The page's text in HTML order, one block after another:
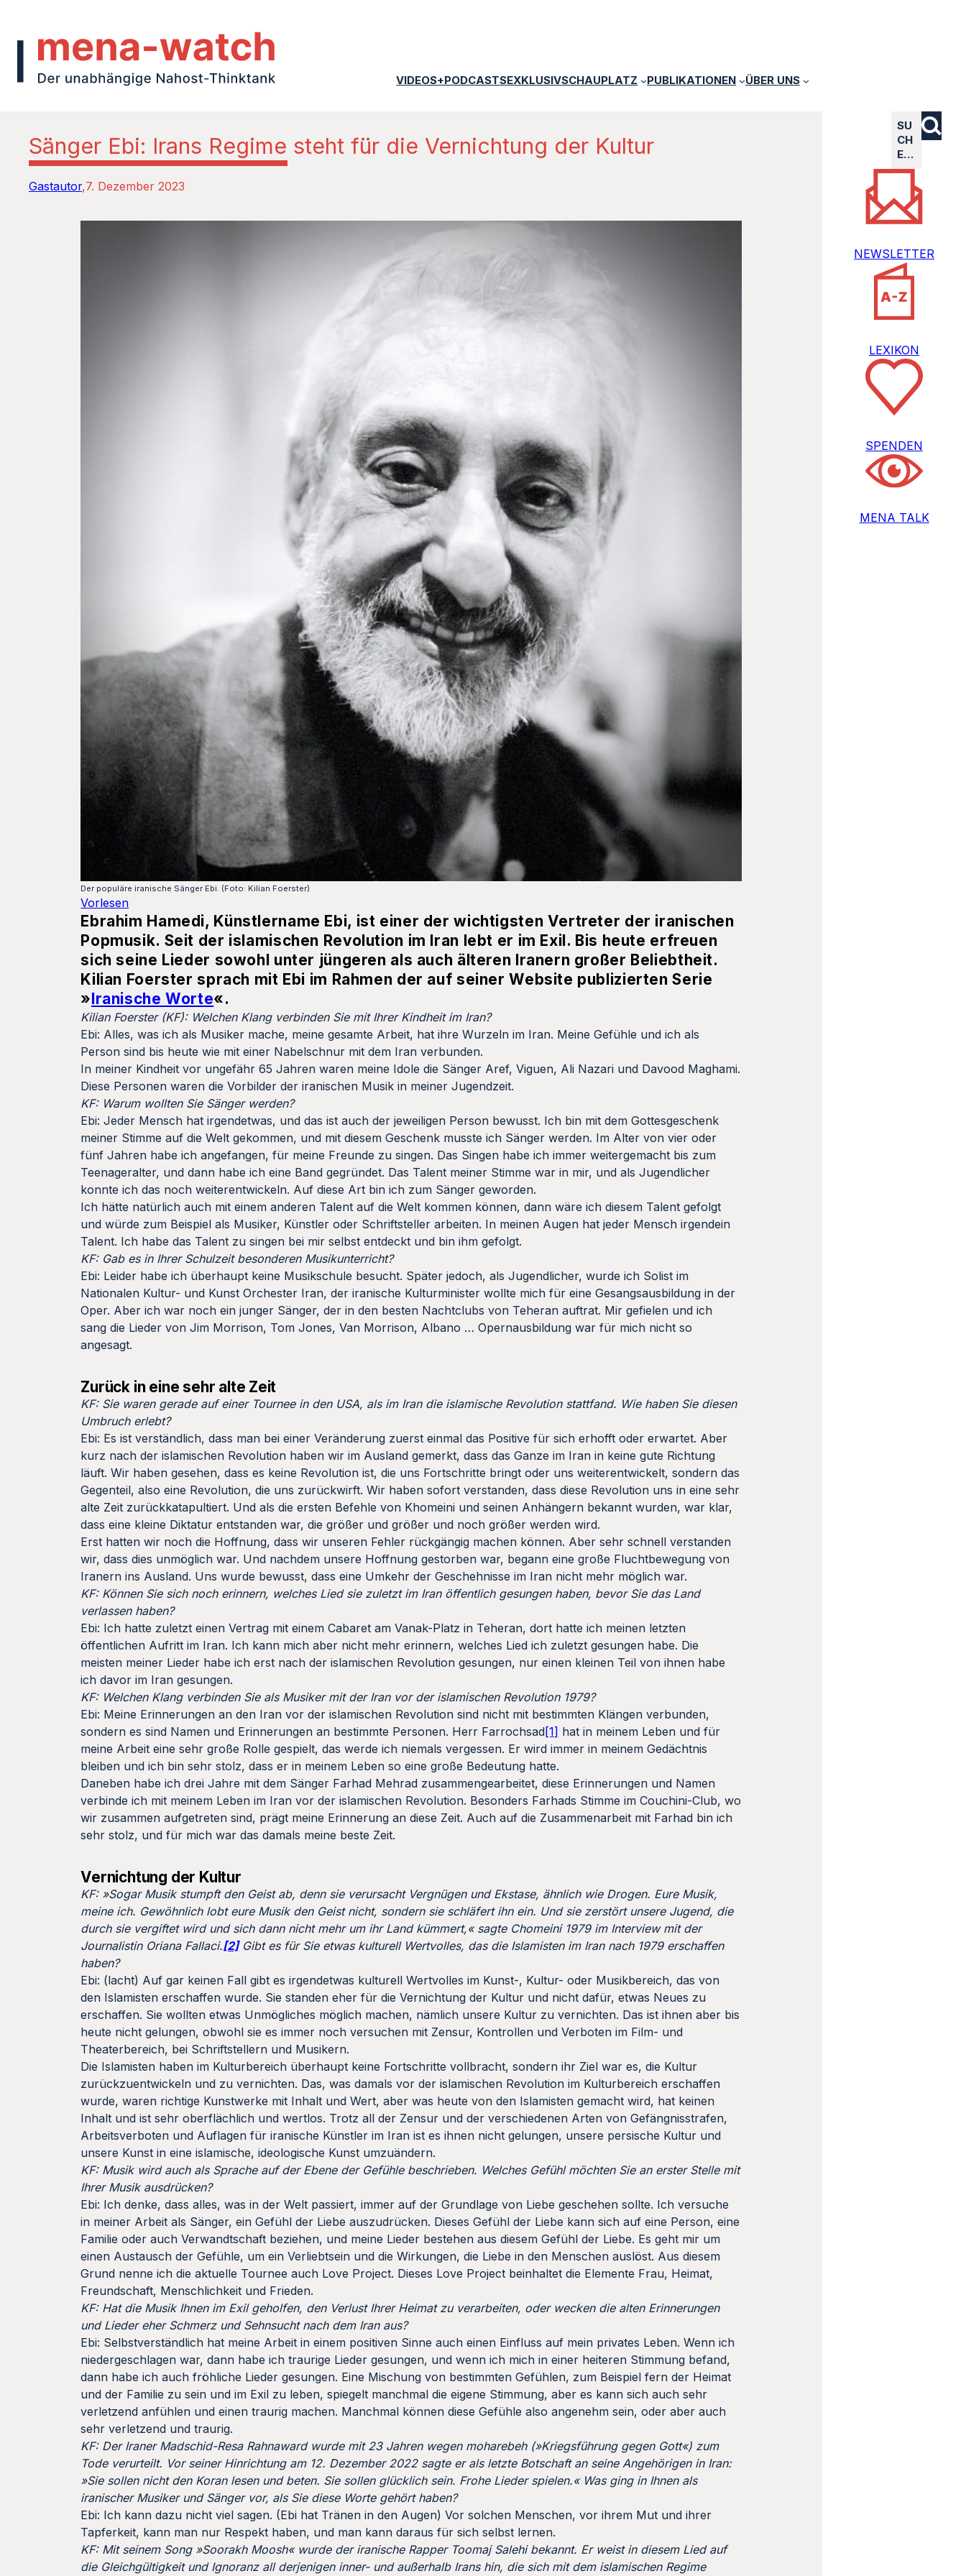
VIDEOS+PODCASTSEXKLUSIVSCHAUPLATZ PUBLIKATIONEN ÜBER UNS
Sänger Ebi: Irans Regime steht für die Vernichtung der Kultur
Gastautor 7. Dezember 2023
Der populäre iranische Sänger Ebi. (Foto: Kilian Foerster)
Vorlesen
Ebrahim Hamedi, Künstlername Ebi, ist einer der wichtigsten Vertreter der iranischen
Popmusik. Seit der islamischen Revolution im Iran lebt er im Exil. Bis heute erfreuen
sich seine Lieder sowohl unter jüngeren als auch älteren Iranern großer Beliebtheit.
Kilian Foerster sprach mit Ebi im Rahmen der auf seiner Website publizierten Serie
» Iranische Worte«.
Kilian Foerster (KF): Welchen Klang verbinden Sie mit Ihrer Kindheit im Iran?
Ebi: Alles, was ich als Musiker mache, meine gesamte Arbeit, hat ihre Wurzeln im Iran. Meine Gefühle und ich als
Person sind bis heute wie mit einer Nabelschnur mit dem Iran verbunden.
In meiner Kindheit vor ungefähr 65 Jahren waren meine Idole die Sänger Aref, Viguen, Ali Nazari und Davood Maghami.
Diese Personen waren die Vorbilder der iranischen Musik in meiner Jugendzeit.
KF: Warum wollten Sie Sänger werden?
Ebi: Jeder Mensch hat irgendetwas, und das ist auch der jeweiligen Person bewusst. Ich bin mit dem Gottesgeschenk
meiner Stimme auf die Welt gekommen, und mit diesem Geschenk musste ich Sänger werden. Im Alter von vier oder
fünf Jahren habe ich angefangen, für meine Freunde zu singen. Das Singen habe ich immer weitergemacht bis zum
Teenageralter, und dann habe ich eine Band gegründet. Das Talent meiner Stimme war in mir, und als Jugendlicher
konnte ich das noch weiterentwickeln. Auf diese Art bin ich zum Sänger geworden.
Ich hätte natürlich auch mit einem anderen Talent auf die Welt kommen können, dann wäre ich diesem Talent gefolgt
und würde zum Beispiel als Musiker, Künstler oder Schriftsteller arbeiten. In meinen Augen hat jeder Mensch irgendein
Talent. Ich habe das Talent zu singen bei mir selbst entdeckt und bin ihm gefolgt.
KF: Gab es in Ihrer Schulzeit besonderen Musikunterricht?
Ebi: Leider habe ich überhaupt keine Musikschule besucht. Später jedoch, als Jugendlicher, wurde ich Solist im
Nationalen Kultur- und Kunst Orchester Iran, der iranische Kulturminister wollte mich für eine Gesangsausbildung in der
Oper. Aber ich war noch ein junger Sänger, der in den besten Nachtclubs von Teheran auftrat. Mir gefielen und ich
sang die Lieder von Jim Morrison, Tom Jones, Van Morrison, Albano … Opernausbildung war für mich nicht so
angesagt.
Zurück in eine sehr alte Zeit
KF: Sie waren gerade auf einer Tournee in den USA, als im Iran die islamische Revolution stattfand. Wie haben Sie diesen
Umbruch erlebt?
Ebi: Es ist verständlich, dass man bei einer Veränderung zuerst einmal das Positive für sich erhofft oder erwartet. Aber
kurz nach der islamischen Revolution haben wir im Ausland gemerkt, dass das Ganze im Iran in keine gute Richtung
läuft. Wir haben gesehen, dass es keine Revolution ist, die uns Fortschritte bringt oder uns weiterentwickelt, sondern das
Gegenteil, also eine Revolution, die uns zurückwirft. Wir haben sofort verstanden, dass diese Revolution uns in eine sehr
alte Zeit zurückkatapultiert. Und als die ersten Befehle von Khomeini und seinen Anhängern bekannt wurden, war klar,
dass eine kleine Diktatur entstanden war, die größer und größer und noch größer werden wird.
Erst hatten wir noch die Hoffnung, dass wir unseren Fehler rückgängig machen können. Aber sehr schnell verstanden
wir, dass dies unmöglich war. Und nachdem unsere Hoffnung gestorben war, begann eine große Fluchtbewegung von
Iranern ins Ausland. Uns wurde bewusst, dass eine Umkehr der Geschehnisse im Iran nicht mehr möglich war.
KF: Können Sie sich noch erinnern, welches Lied sie zuletzt im Iran öffentlich gesungen haben, bevor Sie das Land
verlassen haben?
Ebi: Ich hatte zuletzt einen Vertrag mit einem Cabaret am Vanak-Platz in Teheran, dort hatte ich meinen letzten
öffentlichen Aufritt im Iran. Ich kann mich aber nicht mehr erinnern, welches Lied ich zuletzt gesungen habe. Die
meisten meiner Lieder habe ich erst nach der islamischen Revolution gesungen, nur einen kleinen Teil von ihnen habe
ich davor im Iran gesungen.
KF: Welchen Klang verbinden Sie als Musiker mit der Iran vor der islamischen Revolution 1979?
Ebi: Meine Erinnerungen an den Iran vor der islamischen Revolution sind nicht mit bestimmten Klängen verbunden,
sondern es sind Namen und Erinnerungen an bestimmte Personen. Herr Farrochsad[1] hat in meinem Leben und für
meine Arbeit eine sehr große Rolle gespielt, das werde ich niemals vergessen. Er wird immer in meinem Gedächtnis
bleiben und ich bin sehr stolz, dass er in meinem Leben so eine große Bedeutung hatte.
Daneben habe ich drei Jahre mit dem Sänger Farhad Mehrad zusammengearbeitet, diese Erinnerungen und Namen
verbinde ich mit meinem Leben im Iran vor der islamischen Revolution. Besonders Farhads Stimme im Couchini-Club, wo
wir zusammen aufgetreten sind, prägt meine Erinnerung an diese Zeit. Auch auf die Zusammenarbeit mit Farhad bin ich
sehr stolz, und für mich war das damals meine beste Zeit.
Vernichtung der Kultur
KF: »Sogar Musik stumpft den Geist ab, denn sie verursacht Vergnügen und Ekstase, ähnlich wie Drogen. Eure Musik,
meine ich. Gewöhnlich lobt eure Musik den Geist nicht, sondern sie schläfert ihn ein. Und sie zerstört unsere Jugend, die
durch sie vergiftet wird und sich dann nicht mehr um ihr Land kümmert,« sagte Chomeini 1979 im Interview mit der
Journalistin Oriana Fallaci.[2]Gibt es für Sie etwas kulturell Wertvolles, das die Islamisten im Iran nach 1979 erschaffen
haben?
Ebi: (lacht) Auf gar keinen Fall gibt es irgendetwas kulturell Wertvolles im Kunst-, Kultur- oder Musikbereich, das von
den Islamisten erschaffen wurde. Sie standen eher für die Vernichtung der Kultur und nicht dafür, etwas Neues zu
erschaffen. Sie wollten etwas Unmögliches möglich machen, nämlich unsere Kultur zu vernichten. Das ist ihnen aber bis
heute nicht gelungen, obwohl sie es immer noch versuchen mit Zensur, Kontrollen und Verboten im Film- und
Theaterbereich, bei Schriftstellern und Musikern.
Die Islamisten haben im Kulturbereich überhaupt keine Fortschritte vollbracht, sondern ihr Ziel war es, die Kultur
zurückzuentwickeln und zu vernichten. Das, was damals vor der islamischen Revolution im Kulturbereich erschaffen
wurde, waren richtige Kunstwerke mit Inhalt und Wert, aber was heute von den Islamisten gemacht wird, hat keinen
Inhalt und ist sehr oberflächlich und wertlos. Trotz all der Zensur und der verschiedenen Arten von Gefängnisstrafen,
Arbeitsverboten und Auflagen für iranische Künstler im Iran ist es ihnen nicht gelungen, unsere persische Kultur und
unsere Kunst in eine islamische, ideologische Kunst umzuändern.
KF: Musik wird auch als Sprache auf der Ebene der Gefühle beschrieben. Welches Gefühl möchten Sie an erster Stelle mit
Ihrer Musik ausdrücken?
Ebi: Ich denke, dass alles, was in der Welt passiert, immer auf der Grundlage von Liebe geschehen sollte. Ich versuche
in meiner Arbeit als Sänger, ein Gefühl der Liebe auszudrücken. Dieses Gefühl der Liebe kann sich auf eine Person, eine
Familie oder auch Verwandtschaft beziehen, und meine Lieder bestehen aus diesem Gefühl der Liebe. Es geht mir um
einen Austausch der Gefühle, um ein Verliebtsein und die Wirkungen, die Liebe in den Menschen auslöst. Aus diesem
Grund nenne ich die aktuelle Tournee auch Love Project. Dieses Love Project beinhaltet die Elemente Frau, Heimat,
Freundschaft, Menschlichkeit und Frieden.
KF: Hat die Musik Ihnen im Exil geholfen, den Verlust Ihrer Heimat zu verarbeiten, oder wecken die alten Erinnerungen
und Lieder eher Schmerz und Sehnsucht nach dem Iran aus?
Ebi: Selbstverständlich hat meine Arbeit in einem positiven Sinne auch einen Einfluss auf mein privates Leben. Wenn ich
niedergeschlagen war, dann habe ich traurige Lieder gesungen, und wenn ich mich in einer heiteren Stimmung befand,
dann habe ich auch fröhliche Lieder gesungen. Eine Mischung von bestimmten Gefühlen, zum Beispiel fern der Heimat
und der Familie zu sein und im Exil zu leben, spiegelt manchmal die eigene Stimmung, aber es kann sich auch sehr
verletzend anfühlen und einen traurig machen. Manchmal können diese Gefühle also angenehm sein, oder aber auch
sehr verletzend und traurig.
KF: Der Iraner Madschid-Resa Rahnaward wurde mit 23 Jahren wegen moharebeh (»Kriegsführung gegen Gott«) zum
Tode verurteilt. Vor seiner Hinrichtung am 12. Dezember 2022 sagte er als letzte Botschaft an seine Angehörigen in Iran:
»Sie sollen nicht den Koran lesen und beten. Sie sollen glücklich sein. Frohe Lieder spielen.« Was ging in Ihnen als
iranischer Musiker und Sänger vor, als Sie diese Worte gehört haben?
Ebi: Ich kann dazu nicht viel sagen. (Ebi hat Tränen in den Augen) Vor solchen Menschen, vor ihrem Mut und ihrer
Tapferkeit, kann man nur Respekt haben, und man kann daraus für sich selbst lernen.
KF: Mit seinem Song »Soorakh Moosh« wurde der iranische Rapper Toomaj Salehi bekannt. Er weist in diesem Lied auf
die Gleichgültigkeit und Ignoranz all derjenigen inner- und außerhalb Irans hin, die sich mit dem islamischen Regime
SU
CH
E…
NEWSLETTER
LEXIKON
SPENDEN
MENA TALK